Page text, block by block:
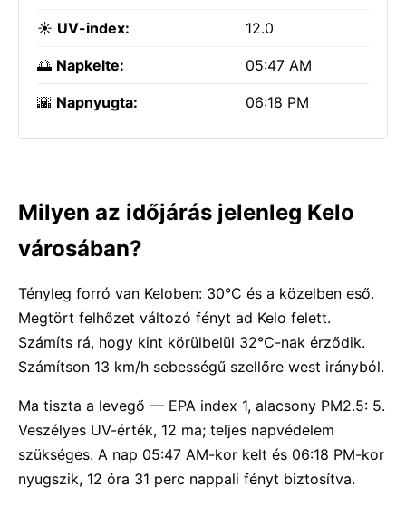
☀️ UV-index: 12.0
🌅 Napkelte: 05:47 AM
🌇 Napnyugta: 06:18 PM
Milyen az időjárás jelenleg Kelo
városában?
Tényleg forró van Keloben: 30°C és a közelben eső.
Megtört felhőzet változó fényt ad Kelo felett.
Számíts rá, hogy kint körülbelül 32°C-nak érződik.
Számítson 13 km/h sebességű szellőre west irányból.
Ma tiszta a levegő — EPA index 1, alacsony PM2.5: 5.
Veszélyes UV-érték, 12 ma; teljes napvédelem
szükséges. A nap 05:47 AM-kor kelt és 06:18 PM-kor
nyugszik, 12 óra 31 perc nappali fényt biztosítva.